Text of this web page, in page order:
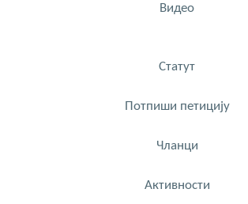
Видео
Статут
Потпиши петицију
Чланци
Активности